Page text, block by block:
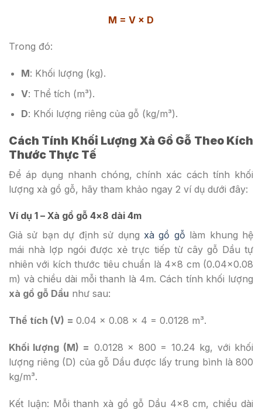
M = V × D
Trong đó:
M: Khối lượng (kg).
V: Thể tích (m³).
D: Khối lượng riêng của gỗ (kg/m³).
Cách Tính Khối Lượng Xà Gồ Gỗ Theo Kích
Thước Thực Tế
Để áp dụng nhanh chóng, chính xác cách tính khối
lượng xà gồ gỗ, hãy tham khảo ngay 2 ví dụ dưới đây:
Ví dụ 1 – Xà gồ gỗ 4×8 dài 4m
Giả sử bạn dự định sử dụng xà gồ gỗ làm khung hệ
mái nhà lợp ngói được xẻ trực tiếp từ cây gỗ Dầu tự
nhiên với kích thước tiêu chuẩn là 4×8 cm (0.04×0.08
m) và chiều dài mỗi thanh là 4m. Cách tính khối lượng
xà gồ gỗ Dầu như sau:
Thể tích (V) = 0.04 x 0.08 x 4 = 0.0128 m³.
Khối lượng (M) = 0.0128 x 800 = 10.24 kg, với khối
lượng riêng (D) của gỗ Dầu được lấy trung bình là 800
kg/m³.
Kết luận: Mỗi thanh xà gồ gỗ Dầu 4×8 cm, chiều dài